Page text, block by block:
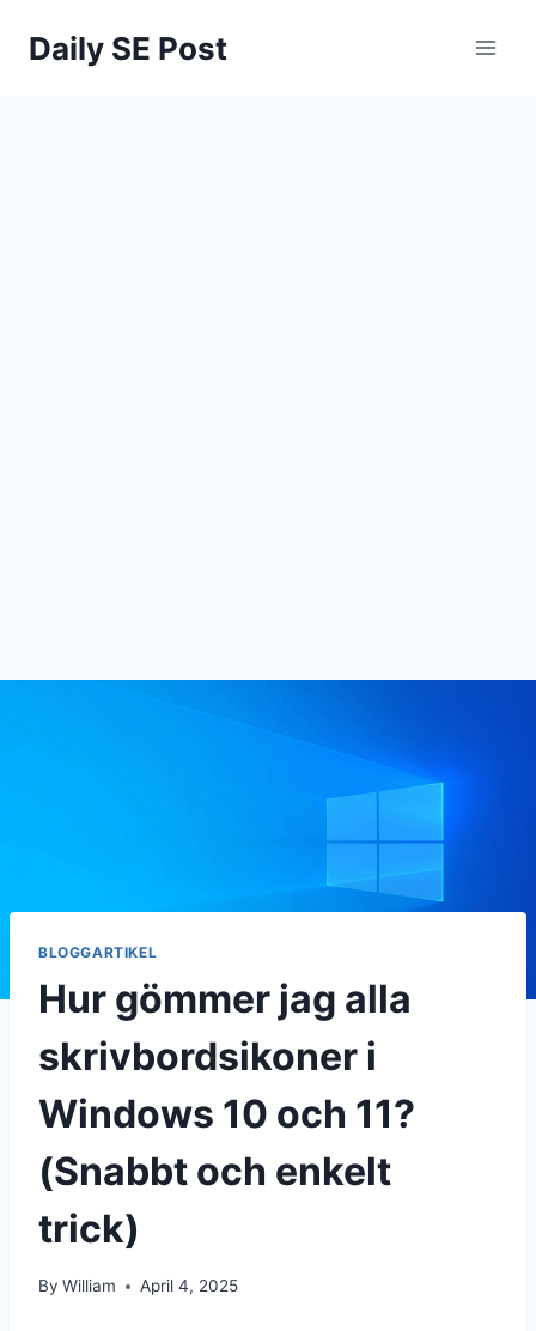
Daily SE Post
BLOGGARTIKEL
Hur gömmer jag alla
skrivbordsikoner i
Windows 10 och 11?
(Snabbt och enkelt
trick)
By William April 4, 2025